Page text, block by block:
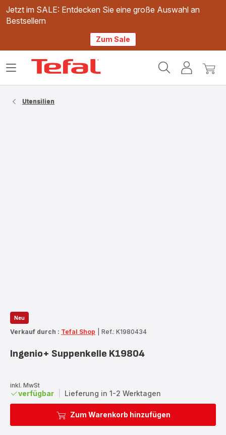
Jetzt im SALE: Entdecken Sie eine große Auswahl an
Bestsellern
Zum Sale
Mein
Mein
Das
Utensilien
Neu
Verkauf durch : Tefal Shop Ref.: K1980434
Ingenio+ Suppenkelle K19804
inkl. MwSt
verfügbar Lieferung in 1-2 Werktagen
Zum Warenkorb hinzufügen